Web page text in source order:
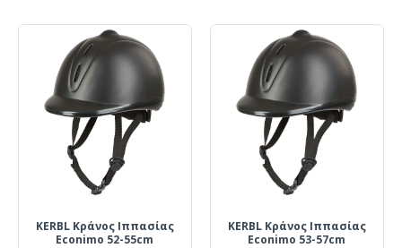
KERBL Κράνος Ιππασίας
Econimo 52-55cm
KERBL Κράνος Ιππασίας
Econimo 53-57cm